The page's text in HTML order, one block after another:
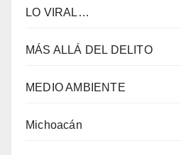
LO VIRAL…
MÁS ALLÁ DEL DELITO
MEDIO AMBIENTE
Michoacán